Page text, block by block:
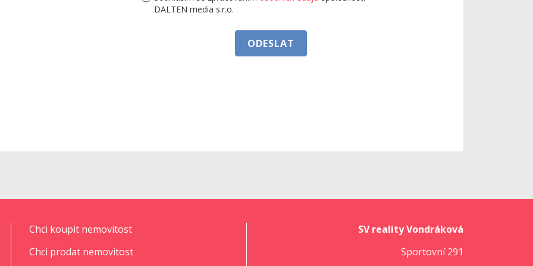
DALTEN media s.r.o.
ODESLAT
Chci koupit nemovitost
Chci prodat nemovitost
SV reality Vondráková
Sportovní 291